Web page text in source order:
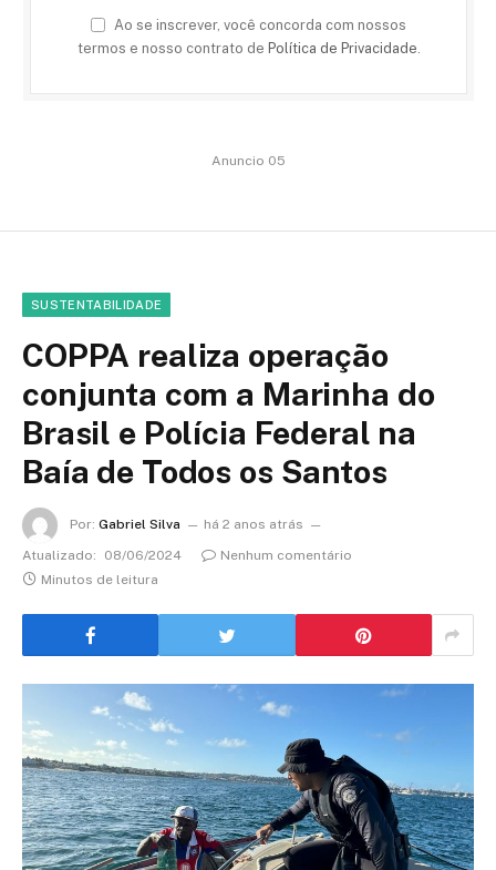
Ao se inscrever, você concorda com nossos
termos e nosso contrato de Política de Privacidade.
Anuncio 05
SUSTENTABILIDADE
COPPA realiza operação
conjunta com a Marinha do
Brasil e Polícia Federal na
Baía de Todos os Santos
Por: Gabriel Silva
há 2 anos atrás
Atualizado:
08/06/2024
Nenhum comentário
Minutos de leitura